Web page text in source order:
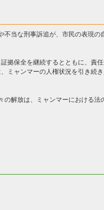
不当な刑事訴追が、市民の表現
拠保全を継続するとともに、責
ミャンマーの人権状況を引き続
の解放は、ミャンマーにおける